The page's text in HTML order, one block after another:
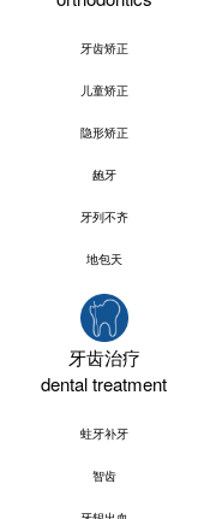
牙齿矫正
儿童矫正
隐形矫正
龅牙
牙列不齐
地包天
牙齿治疗
dental treatment
蛀牙补牙
智齿